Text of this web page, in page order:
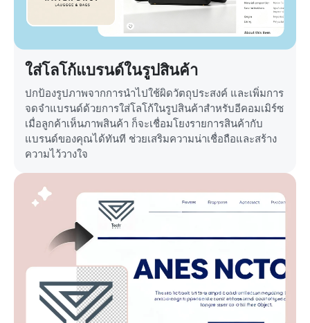
ใส่โลโก้แบรนด์ในรูปสินค้า
ปกป้องรูปภาพจากการนำไปใช้ผิดวัตถุประสงค์ และเพิ่มการ
จดจำแบรนด์ด้วยการใส่โลโก้ในรูปสินค้าสำหรับอีคอมเมิร์ซ
เมื่อลูกค้าเห็นภาพสินค้า ก็จะเชื่อมโยงรายการสินค้ากับ
แบรนด์ของคุณได้ทันที ช่วยเสริมความน่าเชื่อถือและสร้าง
ความไว้วางใจ